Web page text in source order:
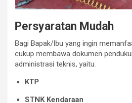
Persyaratan Mudah
Bagi Bapak/Ibu yang ingin
cukup membawa dokumen
administrasi teknis, yaitu:
KTP
STNK Kendaraan